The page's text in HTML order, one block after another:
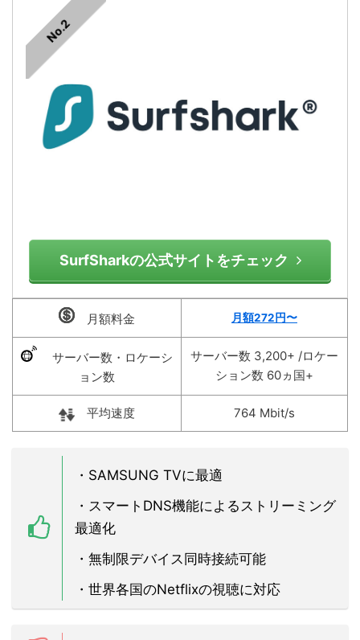
No.2
SurfSharkの公式サイトをチェック
月額料金 月額272円〜
サーバー数・ロケーシ
ョン数
サーバー数 3,200+ /ロケー
ション数 60ヵ国+
平均速度 764 Mbit/s
・SAMSUNG TVに最適
・ スマートDNS機能によるストリーミング
最適化
・ 無制限デバイス同時接続可能
・世界各国のNetflixの視聴に対応